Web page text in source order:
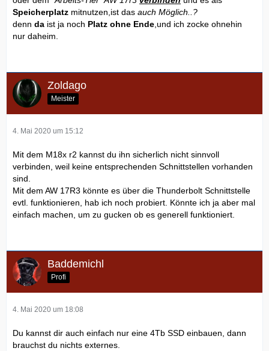
Speicherplatz mitnutzen,ist das auch Möglich..?
denn da ist ja noch Platz ohne Ende ,und ich zocke ohnehin
nur daheim.
Zoldago
Meister
4. Mai 2020 um 15:12
Mit dem M18x r2 kannst du ihn sicherlich nicht sinnvoll
verbinden, weil keine entsprechenden Schnittstellen vorhanden
sind.
Mit dem AW 17R3 könnte es über die Thunderbolt Schnittstelle
evtl. funktionieren, hab ich noch probiert. Könnte ich ja aber mal
einfach machen, um zu gucken ob es generell funktioniert.
Baddemichl
Profi
4. Mai 2020 um 18:08
Du kannst dir auch einfach nur eine 4Tb SSD einbauen, dann
brauchst du nichts externes.